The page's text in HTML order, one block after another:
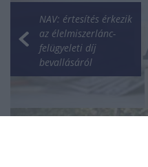
NAV: értesítés érkezik
az élelmiszerlánc-
felügyeleti díj
bevallásáról